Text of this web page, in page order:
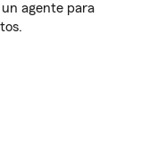
un agente para